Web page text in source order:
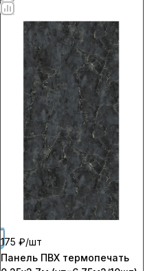
175 ₽/шт
Панель ПВХ термопечать